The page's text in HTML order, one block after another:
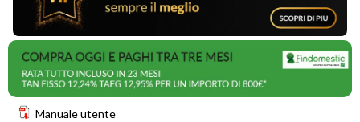
Manuale utente